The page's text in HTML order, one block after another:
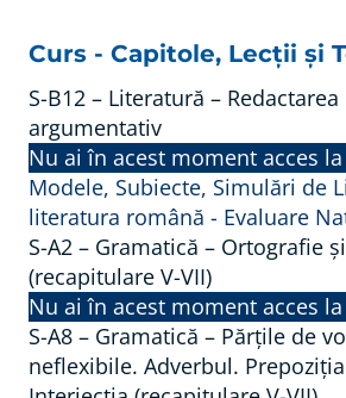
Curs - Capitole, Lecții și
S-B12 – Literatură –
argumentativ
Nu ai în acest moment acces
Modele, Subiecte, Simulări de
literatura română - Evaluare
S-A2 – Gramatică – Ortografie
(recapitulare V-VII)
Nu ai în acest moment acces
S-A8 – Gramatică – Părțile de
neflexibile. Adverbul.